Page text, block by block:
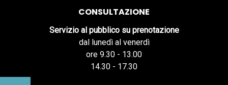
CONSULTAZIONE
Servizio al pubblico su prenotazione
dal lunedì al venerdì
ore 9.30 - 13.00
14.30 - 17.30